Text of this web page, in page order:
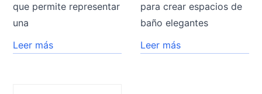
que permite representar
una
Leer más
para crear espacios de
baño elegantes
Leer más